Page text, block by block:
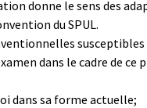
donne le sens des
du SPUL.
susceptibles
dans le cadre de ce
dans sa forme actuelle;